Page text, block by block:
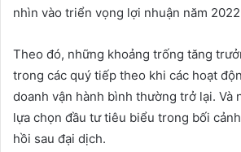
nhìn vào triển vọng lợi nhuận năm
Theo đó, những khoảng trống tăng
trong các quý tiếp theo khi các hoạt
doanh vận hành bình thường trở lại. Và
lựa chọn đầu tư tiêu biểu trong bối
hồi sau đại dịch.